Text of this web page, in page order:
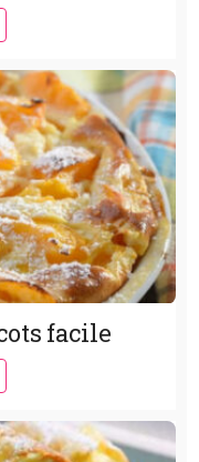
facile